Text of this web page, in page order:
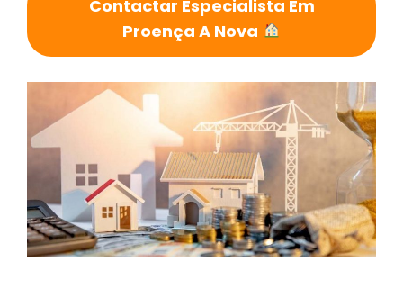
Contactar Especialista Em
Proença A Nova